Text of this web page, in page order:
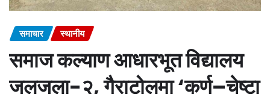
समाचार स्थानीय
समाज कल्याण आधारभूत विद्यालय
जलजला-२, गैराटोलमा ‘कर्ण–चेष्टा